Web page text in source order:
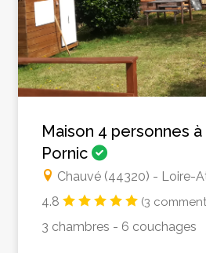
Maison 4 personnes à
Pornic
Chauvé (44320) - Loire-
4.8
(3
3 chambres - 6 couchages